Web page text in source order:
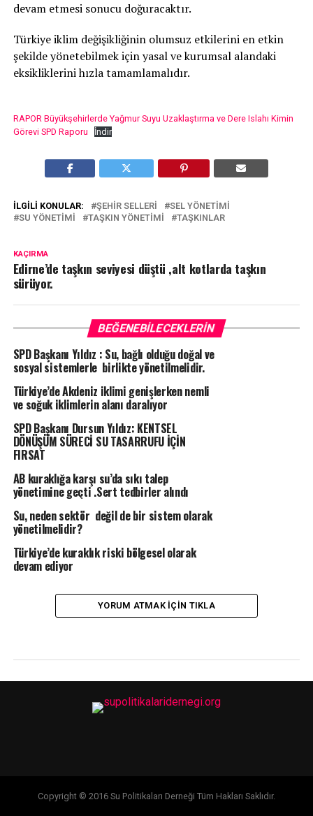
devam etmesi sonucu doğuracaktır.
Türkiye iklim değişikliğinin olumsuz etkilerini en etkin
şekilde yönetebilmek için yasal ve kurumsal alandaki
eksikliklerini hızla tamamlamalıdır.
RAPOR Büyükşehirlerde Yağmur Suyu Uzaklaştırma ve Dere Islahı Kimin
Görevi SPD Raporu
İndir
İLGILI KONULAR: ŞEHIR SELLERI
SEL YÖNETIMI
SU YÖNETIMI
TAŞKIN YÖNETIMI TAŞKINLAR
KAÇIRMA
Edirne’de taşkın seviyesi düştü ,alt kotlarda taşkın
sürüyor.
BEĞENEBILECEKLERIN
SPD Başkanı Yıldız : Su, bağlı olduğu doğal ve
sosyal sistemlerle birlikte yönetilmelidir.
Türkiye’de Akdeniz iklimi genişlerken nemli
ve soğuk iklimlerin alanı daralıyor
SPD Başkanı Dursun Yıldız: KENTSEL
DÖNÜŞÜM SÜRECİ SU TASARRUFU İÇİN
FIRSAT
AB kuraklığa karşı su’da sıkı talep
yönetimine geçti .Sert tedbirler alındı
Su, neden sektör değil de bir sistem olarak
yönetilmelidir?
Türkiye’de kuraklık riski bölgesel olarak
devam ediyor
YORUM ATMAK IÇIN TIKLA
Copyright © 2016 Su Politikaları Derneği Tüm Hakları Saklıdır.